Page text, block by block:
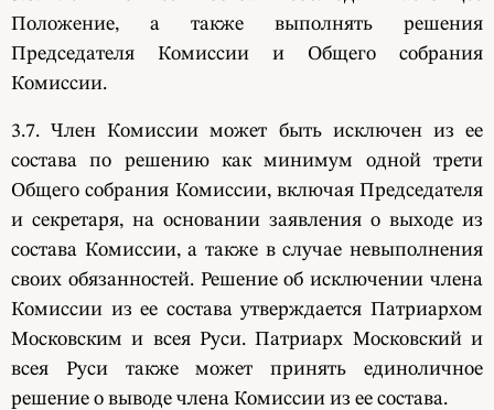
Положение, а также выполнять решения
Председателя Комиссии и Общего собрания
Комиссии.
3.7. Член Комиссии может быть исключен из ее
состава по решению как минимум одной трети
Общего собрания Комиссии, включая Председателя
и секретаря, на основании заявления о выходе из
состава Комиссии, а также в случае невыполнения
своих обязанностей. Решение об исключении члена
Комиссии из ее состава утверждается Патриархом
Московским и всея Руси. Патриарх Московский и
всея Руси также может принять единоличное
решение о выводе члена Комиссии из ее состава.